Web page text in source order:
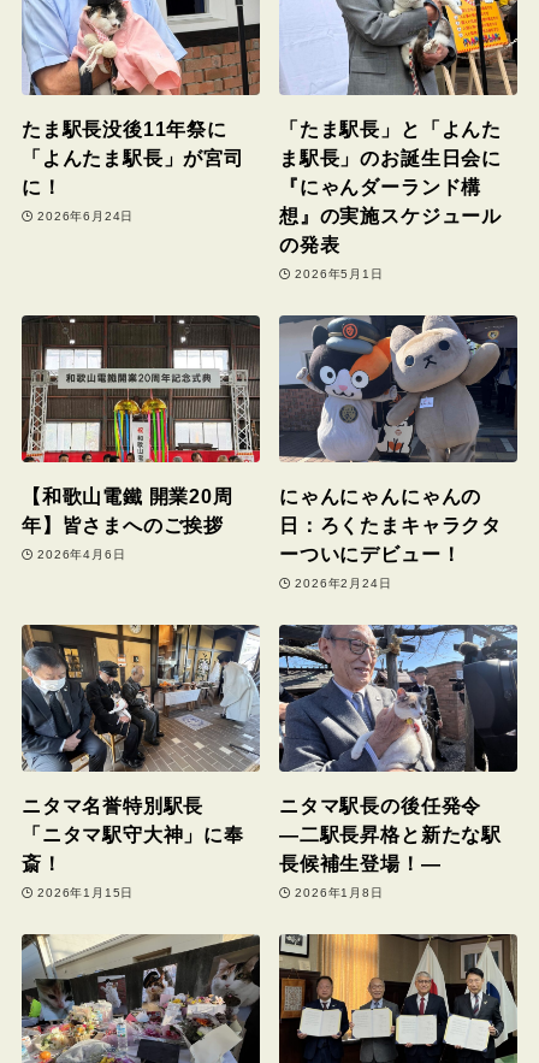
たま駅長没後11年祭に
「よんたま駅長」が宮司
に！
2026年6月24日
「たま駅長」と「よんた
ま駅長」のお誕生日会に
『にゃんダーランド構
想』の実施スケジュール
の発表
2026年5月1日
【和歌山電鐵 開業20周
年】皆さまへのご挨拶
2026年4月6日
にゃんにゃんにゃんの
日：ろくたまキャラクタ
ーついにデビュー！
2026年2月24日
ニタマ名誉特別駅長
「ニタマ駅守大神」に奉
斎！
2026年1月15日
ニタマ駅長の後任発令
―二駅長昇格と新たな駅
長候補生登場！―
2026年1月8日